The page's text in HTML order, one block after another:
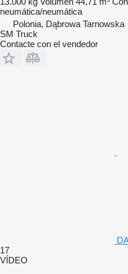
neumática/neumática
Polonia, Dąbrowa Tarnowska
SM Truck
Contacte con el vendedor
17
VÍDEO